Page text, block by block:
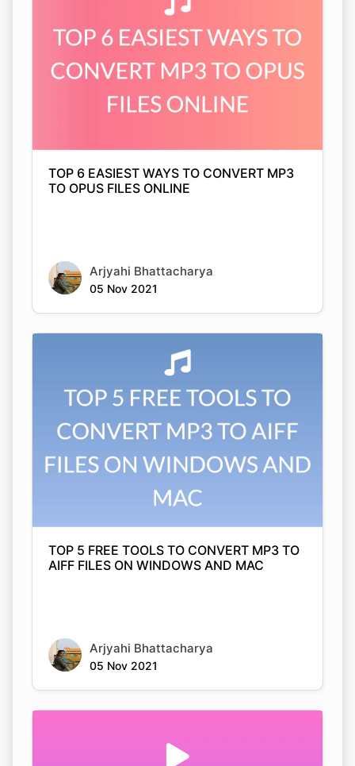
Copy Link
TOP 6 EASIEST WAYS TO CONVERT MP3
TO OPUS FILES ONLINE
Arjyahi Bhattacharya
05 Nov 2021
TOP 5 FREE TOOLS TO CONVERT MP3 TO
AIFF FILES ON WINDOWS AND MAC
Arjyahi Bhattacharya
05 Nov 2021